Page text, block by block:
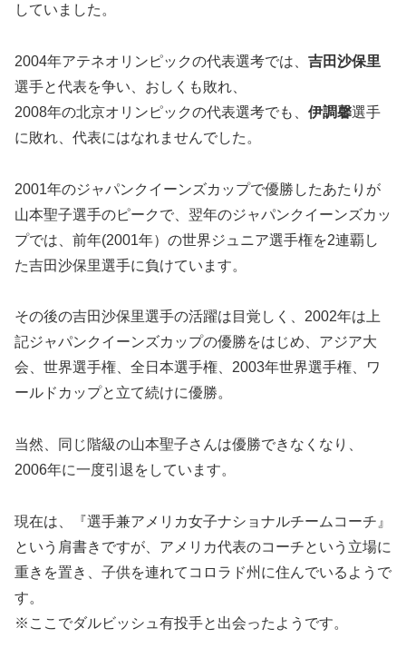
していました。
2004年アテネオリンピックの代表選考では、 吉田沙保里
選手と代表を争い、おしくも敗れ、
2008年の北京オリンピックの代表選考でも、 伊調馨選手
に敗れ、代表にはなれませんでした。
2001年のジャパンクイーンズカップで優勝したあたりが
山本聖子選手のピークで、翌年のジャパンクイーンズカッ
プでは、前年(2001年）の世界ジュニア選手権を2連覇し
た吉田沙保里選手に負けています。
その後の吉田沙保里選手の活躍は目覚しく、2002年は上
記ジャパンクイーンズカップの優勝をはじめ、アジア大
会、世界選手権、全日本選手権、2003年世界選手権、ワ
ールドカップと立て続けに優勝。
当然、同じ階級の山本聖子さんは優勝できなくなり、
2006年に一度引退をしています。
現在は、『選手兼アメリカ女子ナショナルチームコーチ』
という肩書きですが、アメリカ代表のコーチという立場に
重きを置き、子供を連れてコロラド州に住んでいるようで
す。
※ここでダルビッシュ有投手と出会ったようです。